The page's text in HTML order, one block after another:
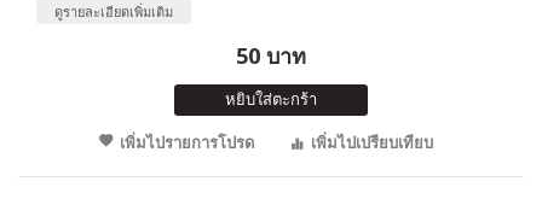
ดูรายละเอียดเพิ่มเติม
50 บาท
หยิบใส่ตะกร้า
เพิ่มไปรายการโปรด
เพิ่มไปเปรียบเทียบ